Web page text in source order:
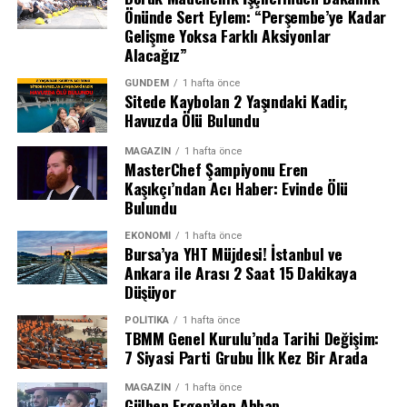
Peter Parker’ın Yeni Macerası
Tom Holland’ın canlandırdığı Peter Parker, bu filmle
toprağa verilecek.Önünde Sert Eylem: “Perşembe’ye Kadar
Gelişme Yoksa Farklı Aksiyonlar
Alacağız”
GÜNDEM 1 hafta önce
Sitede Kaybolan 2 Yaşındaki Kadir,
Havuzda Ölü Bulundu
MAGAZIN 1 hafta önce
MasterChef Şampiyonu Eren
Kaşıkçı’ndan Acı Haber: Evinde Ölü
Bulundu
EKONOMI 1 hafta önce
Bursa’ya YHT Müjdesi! İstanbul ve
Ankara ile Arası 2 Saat 15 Dakikaya
Düşüyor
POLITIKA 1 hafta önce
TBMM Genel Kurulu’nda Tarihi Değişim:
7 Siyasi Parti Grubu İlk Kez Bir Arada
MAGAZIN 1 hafta önce